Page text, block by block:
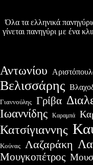
Όλα τα ελληνικά
γίνεται πανηγύρι με ένα
Αντωνίου
Βελισσάρης
Γιαννούλης Γρίβα
Ιωαννίδης Καραμπά
Κατσίγιαννης
Κούνας Λαζαράκη
Μουγκοπέτρος